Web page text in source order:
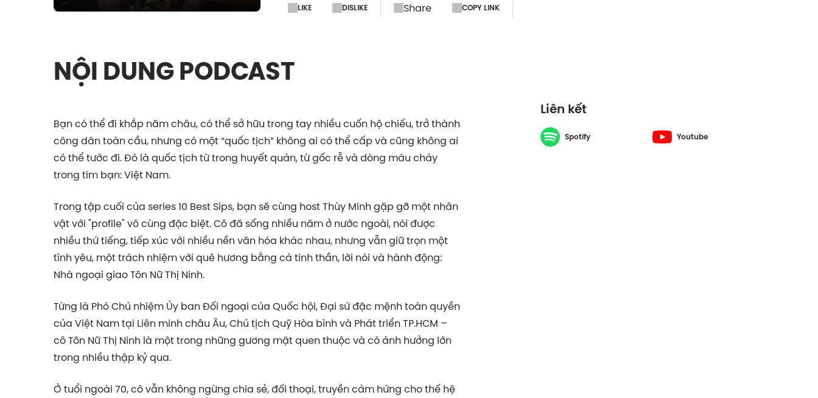
LIKE DISLIKE Share COPY LINK
NỘI DUNG PODCAST
Bạn có thể đi khắp năm châu, có thể sở hữu trong tay nhiều cuốn hộ chiếu, trở thành
công dân toàn cầu, nhưng có một “quốc tịch” không ai có thể cấp và cũng không ai
có thể tước đi. Đó là quốc tịch từ trong huyết quản, từ gốc rễ và dòng máu chảy
trong tim bạn: Việt Nam.
Trong tập cuối của series 10 Best Sips, bạn sẽ cùng host Thùy Minh gặp gỡ một nhân
vật với "profile" vô cùng đặc biệt. Cô đã sống nhiều năm ở nước ngoài, nói được
nhiều thứ tiếng, tiếp xúc với nhiều nền văn hóa khác nhau, nhưng vẫn giữ trọn một
tình yêu, một trách nhiệm với quê hương bằng cả tinh thần, lời nói và hành động:
Nhà ngoại giao Tôn Nữ Thị Ninh.
Từng là Phó Chủ nhiệm Ủy ban Đối ngoại của Quốc hội, Đại sứ đặc mệnh toàn quyền
của Việt Nam tại Liên minh châu Âu, Chủ tịch Quỹ Hòa bình và Phát triển TP.HCM –
cô Tôn Nữ Thị Ninh là một trong những gương mặt quen thuộc và có ảnh hưởng lớn
trong nhiều thập kỷ qua.
Ở tuổi ngoài 70, cô vẫn không ngừng chia sẻ, đối thoại, truyền cảm hứng cho thế hệ
Liên kết
Spotify Youtube